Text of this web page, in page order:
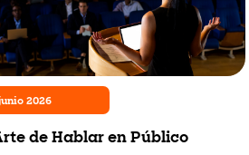
2026
de Hablar en Público